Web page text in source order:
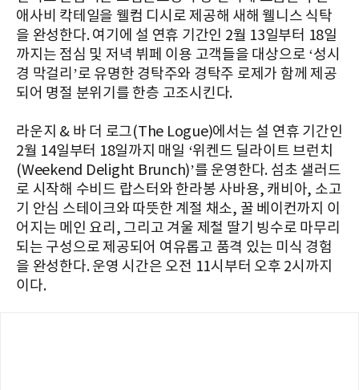
애사비 칵테일을 웰컴 디시로 제공해 새해 웰니스 식탁
을 완성한다. 여기에 설 연휴 기간인 2월 13일부터 18일
까지는 점심 및 저녁 뷔페 이용 고객들을 대상으로 ‘성시
경 막걸리’로 유명한 경탁주와 경탁주 로제가 함께 제공
되어 명절 분위기를 한층 고조시킨다.
라운지 & 바 더 로그(The Logue)에서는 설 연휴 기간인
2월 14일부터 18일까지 매일 ‘위켄드 딜라이트 브런치
(Weekend Delight Brunch)’를 운영한다. 섬초 샐러드
로 시작해 수비드 랍스터와 한라봉 사바용, 캐비아, 소고
기 안심 스테이크와 따뜻한 계절 채소, 꿀 베이컨까지 이
어지는 메인 요리, 그리고 겨울 제철 딸기 빙수로 마무리
되는 구성으로 제공되어 여유롭고 품격 있는 미식 경험
을 완성한다. 운영 시간은 오전 11시부터 오후 2시까지
이다.